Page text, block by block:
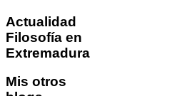
Actualidad
Filosofía en
Extremadura
Mis otros